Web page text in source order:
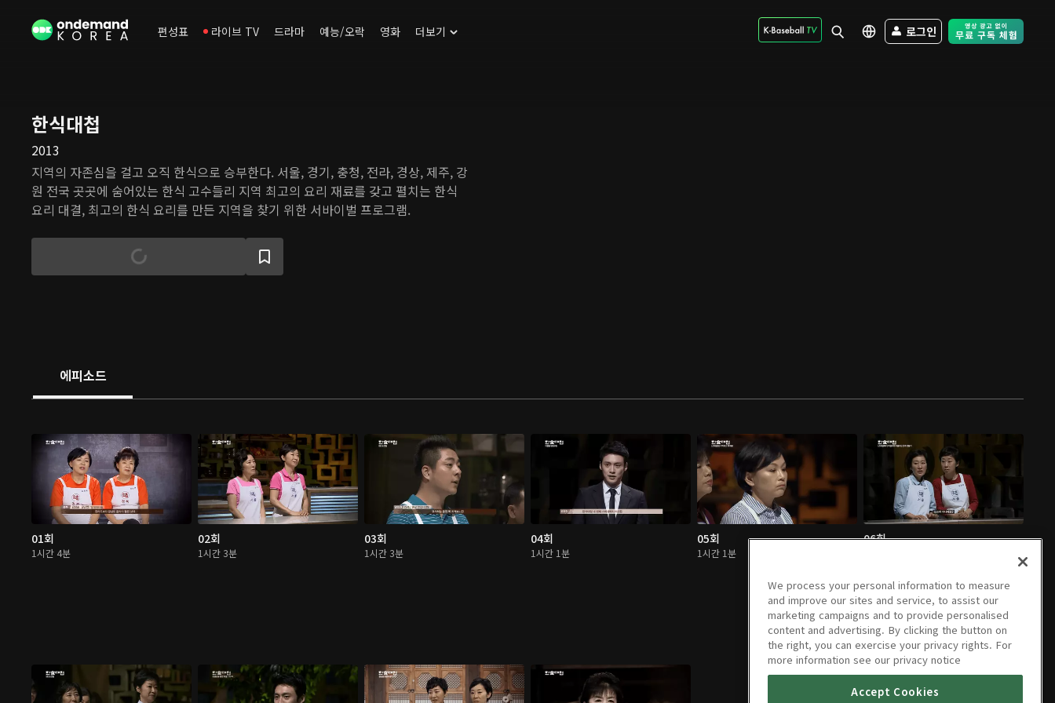
편성표 라이브 TV 드라마 예능/오락 영화 더보기 로그인 Free Trial -
한식대첩
2013
지역의 자존심을 걸고 오직 한식으로 승부한다. 서울, 경기, 충청, 전라, 경상, 제주, 강
원 전국 곳곳에 숨어있는 한식 고수들리 지역 최고의 요리 재료를 갖고 펼치는 한식
요리 대결, 최고의 한식 요리를 만든 지역을 찾기 위한 서바이벌 프로그램.
에피소드
01회
1시간 4분
02회
1시간 3분
03회
1시간 3분
04회
1시간 1분
05회
1시간 1분
06회
We process your personal information to measure
and improve our sites and service, to assist our
marketing campaigns and to provide personalised
content and advertising. By clicking the button on
the right, you can exercise your privacy rights. For
more information see our privacy notice
Accept Cookies